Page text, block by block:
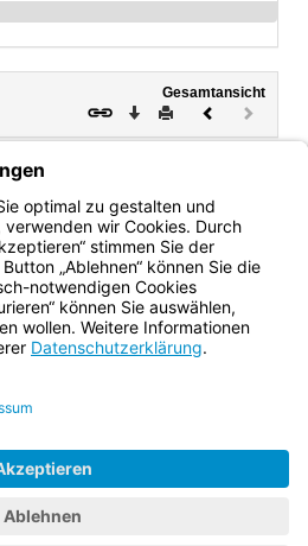
Gesamtansicht
Download
DruckenVorheriges
(inaktiv)